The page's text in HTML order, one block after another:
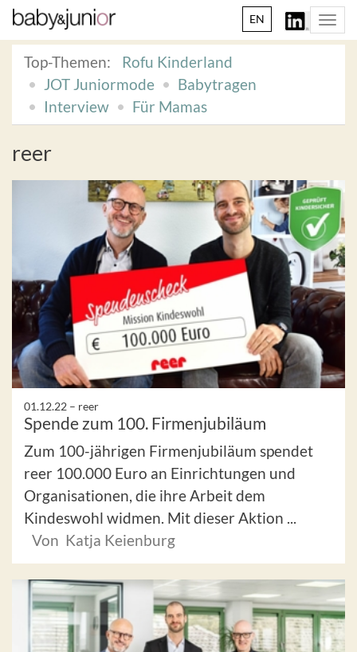
EN
Top-Themen:
Rofu Kinderland
JOT Juniormode
Babytragen
Interview
Für Mamas
reer
01.12.22 – reer
Spende zum 100. Firmenjubiläum
Zum 100-jährigen Firmenjubiläum spendet
reer 100.000 Euro an Einrichtungen und
Organisationen, die ihre Arbeit dem
Kindeswohl widmen. Mit dieser Aktion ...
Von Katja Keienburg